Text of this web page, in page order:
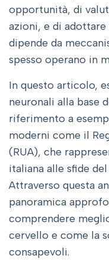
opportunità, di
azioni, e di
dipende da
spesso operano in
In questo articolo,
neuronali alla base
riferimento a
moderni come il
(RUA), che
italiana alle sfide
Attraverso questa
panoramica
comprendere
cervello e come la
consapevoli.